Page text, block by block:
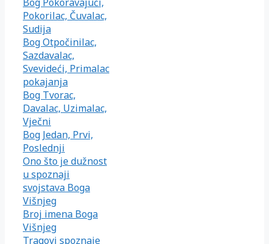
Pokorilac, Čuvalac,
Sudija
Bog Otpočinilac,
Sazdavalac,
Svevideći, Primalac
pokajanja
Bog Tvorac,
Davalac, Uzimalac,
Vječni
Bog Jedan, Prvi,
Poslednji
Ono što je dužnost
u spoznaji
svojstava Boga
Višnjeg
Broj imena Boga
Višnjeg
Tragovi spoznaje